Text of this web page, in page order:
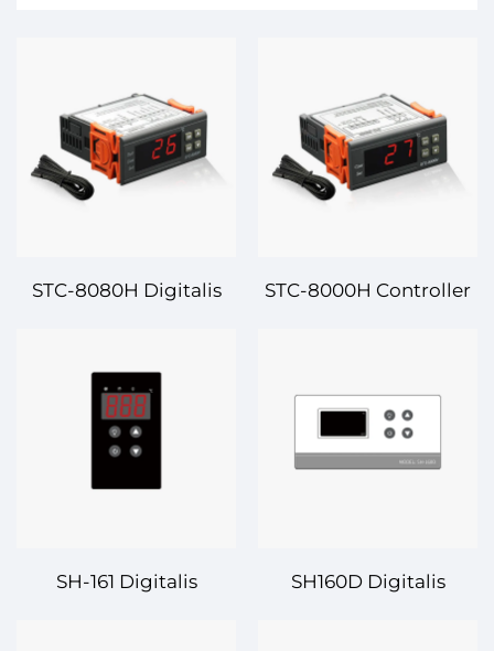
STC-8080H Digitalis
Temperatura
Progressiva et Efficiens
Pro Controle
Praecisionis
STC-8000H Controller
Thermometri pro
Applicationibus
Calefactionis et
SH-161 Digitalis
SH160D Digitalis